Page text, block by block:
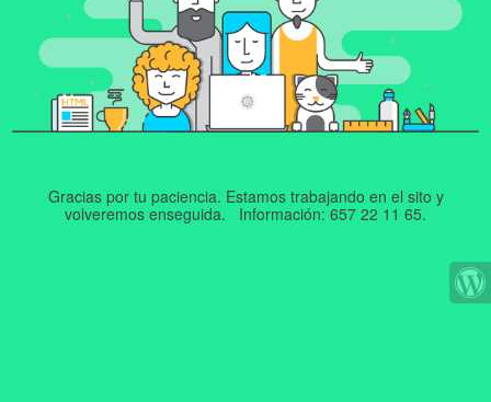
Gracias por tu paciencia. Estamos trabajando en el sito y
volveremos enseguida. Información: 657 22 11 65.